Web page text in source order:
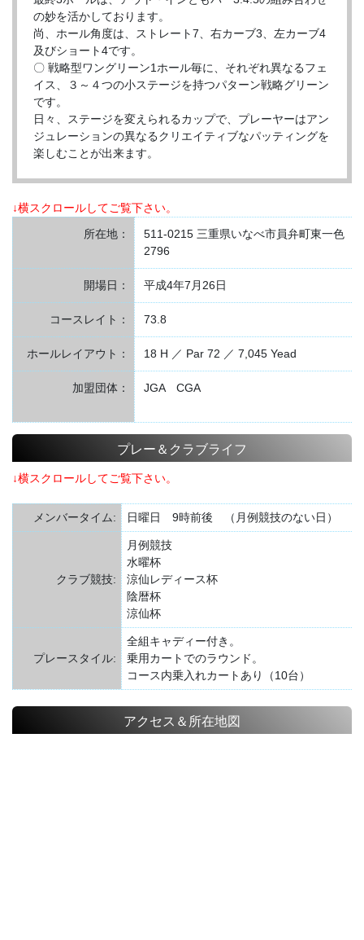
の妙を活かしております。
尚、ホール角度は、ストレート7、右カーブ3、左カーブ4
及びショート4です。
〇 戦略型ワングリーン1ホール毎に、それぞれ異なるフェ
イス、３～４つの小ステージを持つパターン戦略グリーン
です。
日々、ステージを変えられるカップで、プレーヤーはアン
ジュレーションの異なるクリエイティブなパッティングを
楽しむことが出来ます。
↓横スクロールしてご覧下さい。
所在地：
511-0215 三重県いなべ市員弁町東一色
2796
開場日： 平成4年7月26日
コースレイト： 73.8
ホールレイアウト： 18 H ／ Par 72 ／ 7,045 Yead
加盟団体： JGA CGA
プレー＆クラブライフ
↓横スクロールしてご覧下さい。
メンバータイム: 日曜日 9時前後 （月例競技のない日）
クラブ競技:
月例競技
水曜杯
涼仙レディース杯
陰暦杯
涼仙杯
プレースタイル:
全組キャディー付き。
乗用カートでのラウンド。
コース内乗入れカートあり（10台）
アクセス＆所在地図